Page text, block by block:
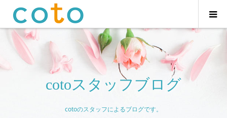
cotoスタッフブログ
cotoのスタッフによるブログです。